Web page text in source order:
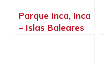
Parque Inca, Inca
– Islas Baleares